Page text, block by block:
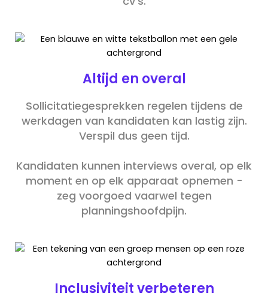
Altijd en overal
Sollicitatiegesprekken regelen tijdens de
werkdagen van kandidaten kan lastig zijn.
Verspil dus geen tijd.
Kandidaten kunnen interviews overal, op elk
moment en op elk apparaat opnemen -
zeg voorgoed vaarwel tegen
planningshoofdpijn.
Inclusiviteit verbeteren